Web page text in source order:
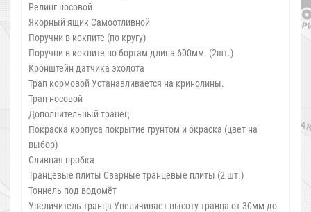
Релинг носовой
Якорный ящик Самоотливной
Поручни в кокпите (по кругу)
Поручни в кокпите по бортам длина 600мм. (2шт.)
Кронштейн датчика эхолота
Трап кормовой Устанавливается на кринолины.
Трап носовой
Дополнительный транец
Покраска корпуса покрытие грунтом и окраска (цвет на
выбор)
Сливная пробка
Транцевые плиты Сварные транцевые плиты (2 шт.)
Тоннель под водомёт
Увеличитель транца Увеличивает высоту транца от 30мм до